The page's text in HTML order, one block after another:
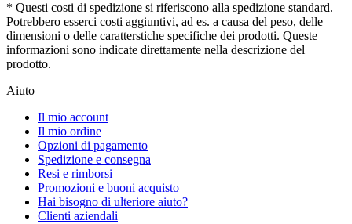
* Questi costi di spedizione si riferiscono alla spedizione standard.
Potrebbero esserci costi aggiuntivi, ad es. a causa del peso, delle
dimensioni o delle caratterstiche specifiche dei prodotti. Queste
informazioni sono indicate direttamente nella descrizione del
prodotto.
Aiuto
Il mio account
Il mio ordine
Opzioni di pagamento
Spedizione e consegna
Resi e rimborsi
Promozioni e buoni acquisto
Hai bisogno di ulteriore aiuto?
Clienti aziendali